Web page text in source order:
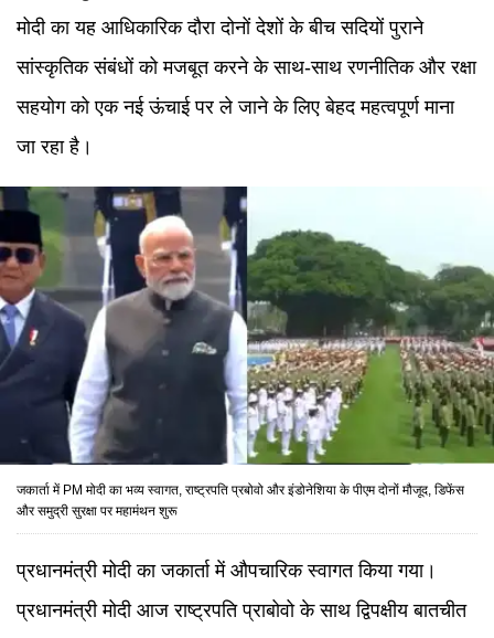
मोदी का यह आधिकारिक दौरा दोनों देशों के बीच सदियों पुराने
सांस्कृतिक संबंधों को मजबूत करने के साथ-साथ रणनीतिक और रक्षा
सहयोग को एक नई ऊंचाई पर ले जाने के लिए बेहद महत्वपूर्ण माना
जा रहा है।
जकार्ता में PM मोदी का भव्य स्वागत, राष्ट्रपति प्रबोवो और इंडोनेशिया के पीएम दोनों मौजूद, डिफेंस
और समुद्री सुरक्षा पर महामंथन शुरू
प्रधानमंत्री मोदी का जकार्ता में औपचारिक स्वागत किया गया।
प्रधानमंत्री मोदी आज राष्ट्रपति प्राबोवो के साथ द्विपक्षीय बातचीत